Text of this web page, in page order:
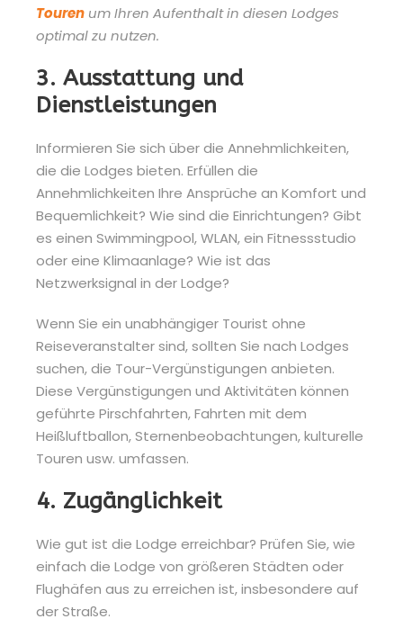
Touren um Ihren Aufenthalt in diesen Lodges
optimal zu nutzen.
3. Ausstattung und
Dienstleistungen
Informieren Sie sich über die Annehmlichkeiten,
die die Lodges bieten. Erfüllen die
Annehmlichkeiten Ihre Ansprüche an Komfort und
Bequemlichkeit? Wie sind die Einrichtungen? Gibt
es einen Swimmingpool, WLAN, ein Fitnessstudio
oder eine Klimaanlage? Wie ist das
Netzwerksignal in der Lodge?
Wenn Sie ein unabhängiger Tourist ohne
Reiseveranstalter sind, sollten Sie nach Lodges
suchen, die Tour-Vergünstigungen anbieten.
Diese Vergünstigungen und Aktivitäten können
geführte Pirschfahrten, Fahrten mit dem
Heißluftballon, Sternenbeobachtungen, kulturelle
Touren usw. umfassen.
4. Zugänglichkeit
Wie gut ist die Lodge erreichbar? Prüfen Sie, wie
einfach die Lodge von größeren Städten oder
Flughäfen aus zu erreichen ist, insbesondere auf
der Straße.